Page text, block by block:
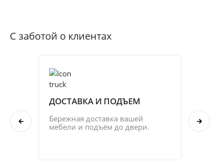
С заботой о клиентах
ДОСТАВКА И ПОДЪЕМ
Бережная доставка вашей
мебели и подъём до двери.